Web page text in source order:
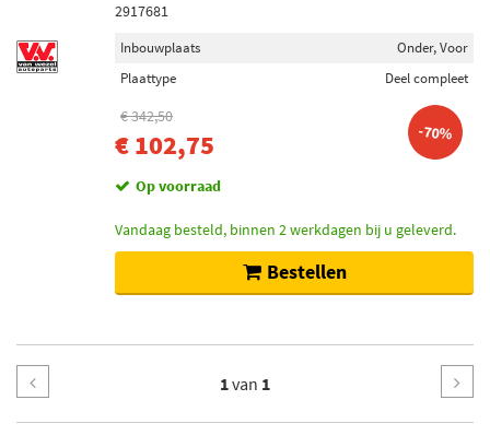
2917681
Inbouwplaats
Onder, Voor
Plaattype
Deel compleet
€ 342,50
€ 102,75 -70%
Op voorraad
Vandaag besteld, binnen 2 werkdagen bij u geleverd.
Bestellen
1van 1